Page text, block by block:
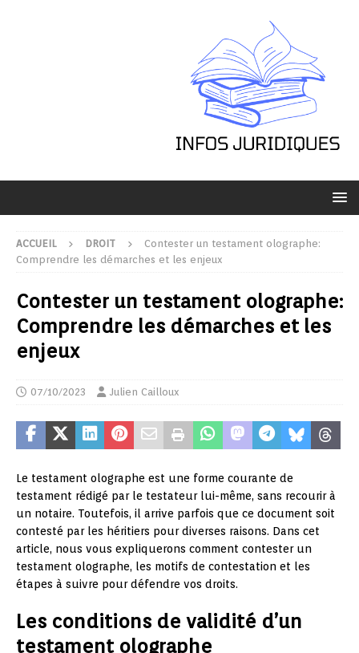
ACCUEIL DROIT
Contester un testament olographe:
Comprendre les démarches et les enjeux
Contester un testament olographe:
Comprendre les démarches et les
enjeux
07/10/2023 Julien Cailloux
Le testament olographe est une forme courante de
testament rédigé par le testateur lui-même, sans recourir à
un notaire. Toutefois, il arrive parfois que ce document soit
contesté par les héritiers pour diverses raisons. Dans cet
article, nous vous expliquerons comment contester un
testament olographe, les motifs de contestation et les
étapes à suivre pour défendre vos droits.
Les conditions de validité d’un
testament olographe